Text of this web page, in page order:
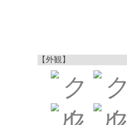
【外観】